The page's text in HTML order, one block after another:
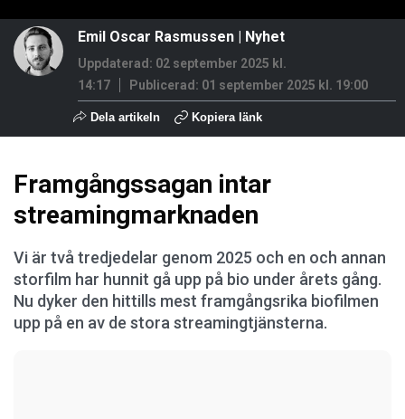
Emil Oscar Rasmussen | Nyhet
Uppdaterad: 02 september 2025 kl.
14:17
Publicerad: 01 september 2025 kl. 19:00
Dela artikeln Kopiera länk
Framgångssagan intar
streamingmarknaden
Vi är två tredjedelar genom 2025 och en och annan
storfilm har hunnit gå upp på bio under årets gång.
Nu dyker den hittills mest framgångsrika biofilmen
upp på en av de stora streamingtjänsterna.